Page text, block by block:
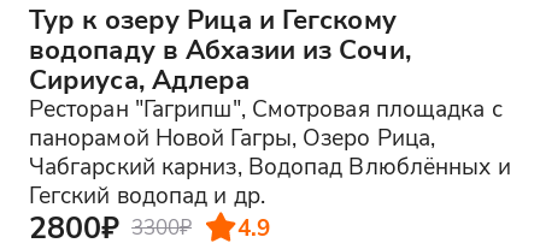
Тур к озеру Рица и Гегскому
водопаду в Абхазии из Сочи,
Сириуса, Адлера
Ресторан "Гагрипш", Смотровая площадка с
панорамой Новой Гагры, Озеро Рица,
Чабгарский карниз, Водопад Влюблённых и
Гегский водопад и др.
2800₽ 3300₽ 4.9